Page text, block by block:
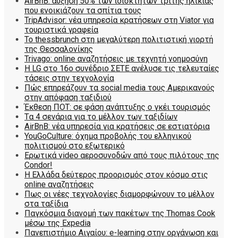
που ενοικιάζουν τα σπίτια τους
TripAdvisor: νέα υπηρεσία κρατήσεων στη Viator για
τουριστικά γραφεία
Το thessbrunch στη μεγαλύτερη πολιτιστική γιορτή
της Θεσσαλονίκης
Trivago: online αναζητήσεις με τεχνητή νοημοσύνη
H LG στο 16ο συνέδριο ΣΕΤΕ ανέλυσε τις τελευταίες
τάσεις στην τεχνολογία
Πώς επηρεάζουν τα social media τους Αμερικανούς
στην απόφαση ταξιδιού
Έκθεση ΠΟΤ: σε φάση ανάπτυξης ο γκέι τουρισμός
Tα 4 σενάρια για το μέλλον των ταξιδίων
AirBnB: νέα υπηρεσία για κρατήσεις σε εστιατόρια
YouGoCulture: όχημα προβολής του ελληνικού
πολιτισμού στο εξωτερικό
Eρωτικά video αεροσυνοδών από τους πιλότους της
Condor!
Η Ελλάδα δεύτερος προορισμός στον κόσμο στις
online αναζητήσεις
Πως οι νέες τεχνολογίες διαμορφώνουν το μέλλον
στα ταξίδια
Παγκόσμια διανομή των πακέτων της Thomas Cook
μέσω της Expedia
Πανεπιστήμιο Αιγαίου: e-learning στην οργάνωση και